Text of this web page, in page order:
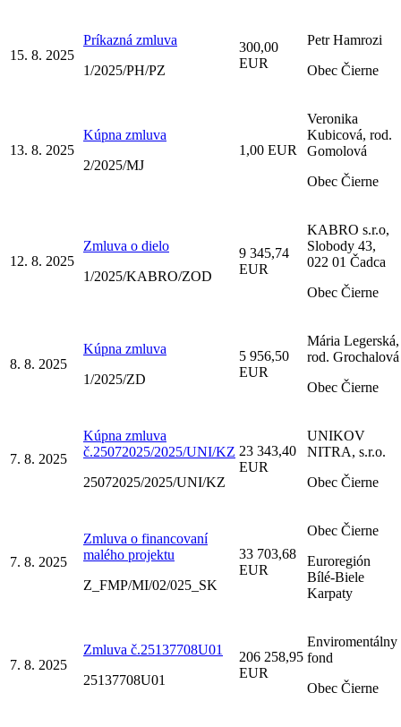
15. 8. 2025
Príkazná zmluva
1/2025/PH/PZ
300,00
EUR
Petr Hamrozi
Obec Čierne
13. 8. 2025
Kúpna zmluva
2/2025/MJ
1,00 EUR
Veronika
Kubicová, rod.
Gomolová
Obec Čierne
12. 8. 2025
Zmluva o dielo
1/2025/KABRO/ZOD
9 345,74
EUR
KABRO s.r.o,
Slobody 43,
022 01 Čadca
Obec Čierne
8. 8. 2025
Kúpna zmluva
1/2025/ZD
5 956,50
EUR
Mária Legerská,
rod. Grochalová
Obec Čierne
7. 8. 2025
Kúpna zmluva
č.25072025/2025/UNI/KZ
25072025/2025/UNI/KZ
23 343,40
EUR
UNIKOV
NITRA, s.r.o.
Obec Čierne
7. 8. 2025
Zmluva o financovaní
malého projektu
Z_FMP/MI/02/025_SK
33 703,68
EUR
Obec Čierne
Euroregión
Bílé-Biele
Karpaty
7. 8. 2025
Zmluva č.25137708U01
25137708U01
206 258,95
EUR
Enviromentálny
fond
Obec Čierne